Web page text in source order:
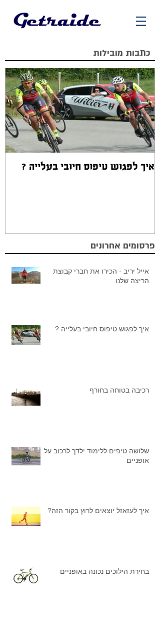
כתבות מובילות
איך לפגוש טיפוס חיובי בעלייה ?
פרסומים אחרונים
אייל יריב - הכירו את חברי קבוצת
הריצה שלנו
איך לפגוש טיפוס חיובי בעלייה ?
רכיבה בטוחה בחורף
שלושה טיפים ללימוד ילדך לרכוב על
אופניים
איך לעזאזל יוצאים לרוץ בקור הזה?
בחירת הילוכים נכונה באופניים